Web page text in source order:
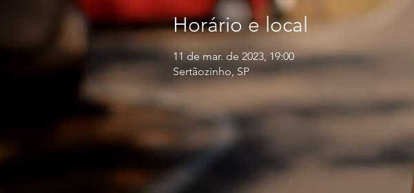
Horário e local
11 de mar. de 2023, 19:00
Sertãozinho, SP